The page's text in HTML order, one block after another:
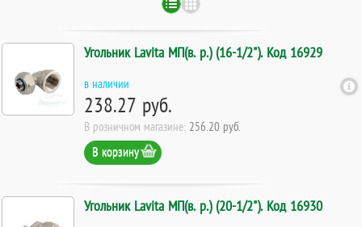
Угольник Lavita МП(в. р.) (16-1/2"). Код 16929
в наличии
238.27 руб.
В розничном магазине: 256.20 руб.
В корзину
Угольник Lavita МП(в. р.) (20-1/2"). Код 16930